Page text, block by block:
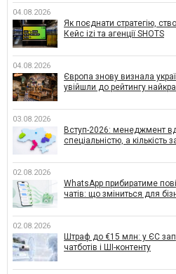
04.08.2026
Як поєднати стратегію,
Кейс izi та агенції SHOTS
04.08.2026
Європа знову визнала
увійшли до рейтингу
03.08.2026
Вступ-2026: менеджмент
спеціальністю, а кількість
02.08.2026
WhatsApp прибиратиме
чатів: що зміниться для
02.08.2026
Штраф до €15 млн: у ЄС
чатботів і ШІ-контенту